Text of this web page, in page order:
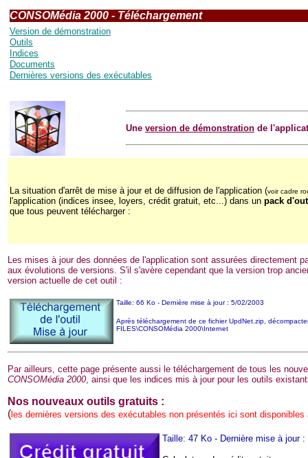
CONSOMédia 2000 - Téléchargement
Version de démonstration
Outils
Indices
Documents
Dernières versions des exécutables
Une version de démonstration de
Lasituation d'arrêt de mise à jour et de diffusion de l'application (voir cadre
l'application (indices insee, loyers, crédit gratuit, etc...) dans un pack
que tous peuvent télécharger :
Les mises à jour des données de l'application sont assurées directement
aux évolutions de versions. S'il s'avère cependant que la version trop
version actuelle de cet outil :
Taille: 66 Ko - Dernière mise à jour : 5/02/2003
Après téléchargement de ce fichier UpdNet.zip,
FILES\CONSOMédia 2000\Internet
Par ailleurs, cette page présente aussi le téléchargement de tous les
CONSOMédia 2000, ainsi que les indices mis à jour pour les outils
Nos nouveaux outils gratuits :
( les dernières versions des exécutables non présentés ici sont
Taille: 47 Ko - Dernière mise à jour :